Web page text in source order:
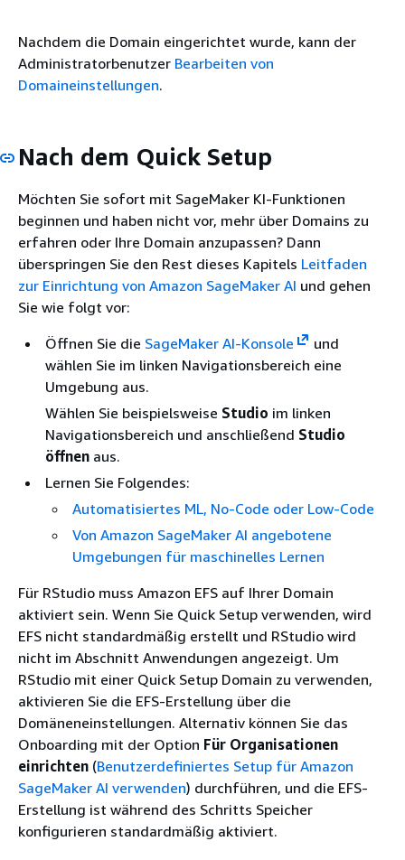
Nachdem die Domain eingerichtet wurde, kann der
Administratorbenutzer Bearbeiten von
Domaineinstellungen.
Nach dem Quick Setup
Möchten Sie sofort mit SageMaker KI-Funktionen
beginnen und haben nicht vor, mehr über Domains zu
erfahren oder Ihre Domain anzupassen? Dann
überspringen Sie den Rest dieses Kapitels Leitfaden
zur Einrichtung von Amazon SageMaker AI und gehen
Sie wie folgt vor:
Öffnen Sie die SageMaker AI-Konsole
und
wählen Sie im linken Navigationsbereich eine
Umgebung aus.
Wählen Sie beispielsweise Studio im linken
Navigationsbereich und anschließend Studio
öffnen aus.
Lernen Sie Folgendes:
Automatisiertes ML, No-Code oder Low-Code
Von Amazon SageMaker AI angebotene
Umgebungen für maschinelles Lernen
Für RStudio muss Amazon EFS auf Ihrer Domain
aktiviert sein. Wenn Sie Quick Setup verwenden, wird
EFS nicht standardmäßig erstellt und RStudio wird
nicht im Abschnitt Anwendungen angezeigt. Um
RStudio mit einer Quick Setup Domain zu verwenden,
aktivieren Sie die EFS-Erstellung über die
Domäneneinstellungen. Alternativ können Sie das
Onboarding mit der Option Für Organisationen
einrichten (Benutzerdefiniertes Setup für Amazon
SageMaker AI verwenden) durchführen, und die EFS-
Erstellung ist während des Schritts Speicher
konfigurieren standardmäßig aktiviert.